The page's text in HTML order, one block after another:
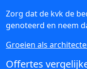
Zorg dat de kvk de
genoteerd en neem
Groeien als
Offertes